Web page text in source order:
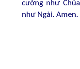
cường như
như Ngài. Amen.